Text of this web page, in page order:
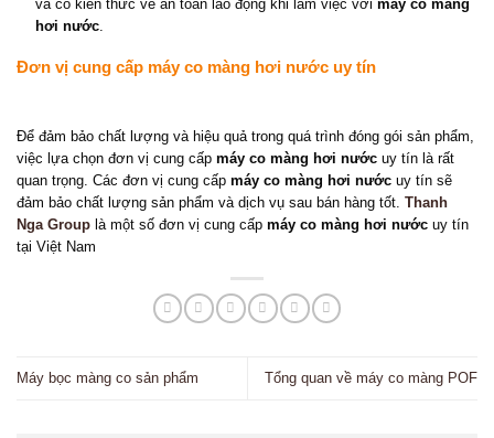
và có kiến thức về an toàn lao động khi làm việc với máy co màng
hơi nước.
Đơn vị cung cấp máy co màng hơi nước uy tín
Để đảm bảo chất lượng và hiệu quả trong quá trình đóng gói sản phẩm,
việc lựa chọn đơn vị cung cấp máy co màng hơi nước uy tín là rất
quan trọng. Các đơn vị cung cấp máy co màng hơi nước uy tín sẽ
đảm bảo chất lượng sản phẩm và dịch vụ sau bán hàng tốt. Thanh
Nga Group là một số đơn vị cung cấp máy co màng hơi nước uy tín
tại Việt Nam
Máy bọc màng co sản phẩm Tổng quan về máy co màng POF